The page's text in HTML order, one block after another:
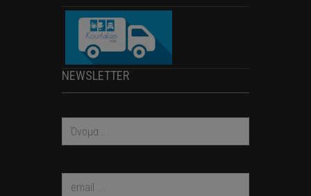
NEWSLETTER